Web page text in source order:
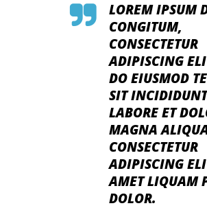
LOREM IPSUM
CONGITUM,
CONSECTETUR
ADIPISCING
DO EIUSMOD
SIT
LABORE ET
MAGNA
CONSECTETUR
ADIPISCING
AMET LIQUAM
DOLOR.